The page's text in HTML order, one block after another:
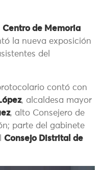
Centro de Memoria
la nueva exposición
del
contó con
, alcaldesa mayor
, alto Consejero de
parte del gabinete
Consejo Distrital de